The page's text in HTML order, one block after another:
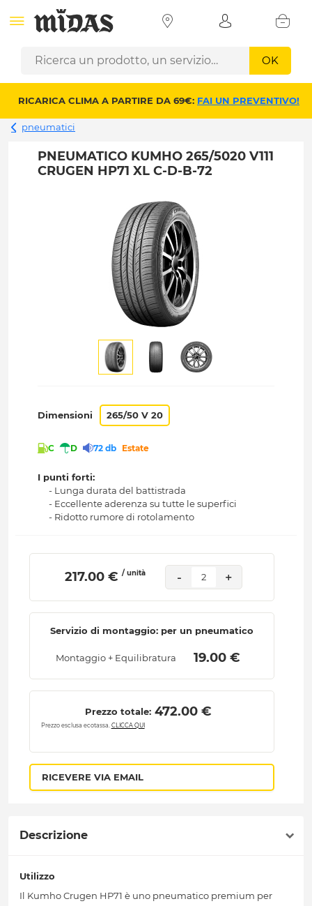
OK
RICARICA CLIMA A PARTIRE DA 69€: FAI UN PREVENTIVO!
pneumatici
PNEUMATICO KUMHO 265/5020 V111
CRUGEN HP71 XL C-D-B-72
Dimensioni 265/50 V 20
C D 72 db Estate
I punti forti:
- Lunga durata del battistrada
- Eccellente aderenza su tutte le superfici
- Ridotto rumore di rotolamento
217.00 € / unità - 2 +
Servizio di montaggio: per un pneumatico
Montaggio + Equilibratura 19.00 €
Prezzo totale: 472.00 €
Prezzo esclusa ecotassa. CLICCA QUI
RICEVERE VIA EMAIL
Descrizione
Utilizzo
Il Kumho Crugen HP71 è uno pneumatico premium per